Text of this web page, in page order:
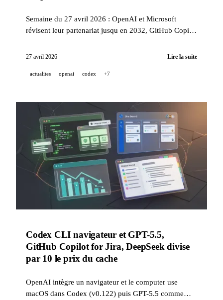
Semaine du 27 avril 2026 : OpenAI et Microsoft
révisent leur partenariat jusqu en 2032, GitHub Copilot
DeepMind lance un campus IA à Séoul.
27 avril 2026 Lire la suite
actualites openai codex +7
Codex CLI navigateur et GPT-5.5,
GitHub Copilot for Jira, DeepSeek divise
par 10 le prix du cache
OpenAI intègre un navigateur et le computer use
macOS dans Codex (v0.122) puis GPT-5.5 comme